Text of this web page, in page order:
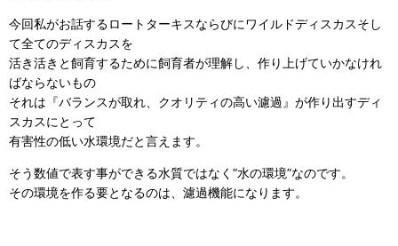
今回私がお話するロートターキスならびにワイルドディスカスそし
て全てのディスカスを
活き活きと飼育するために飼育者が理解し、作り上げていかなけれ
ばならないもの
それは『バランスが取れ、クオリティの高い濾過』が作り出すディ
スカスにとって
有害性の低い水環境だと言えます。
そう数値で表す事ができる水質ではなく”水の環境”なのです。
その環境を作る要となるのは、濾過機能になります。